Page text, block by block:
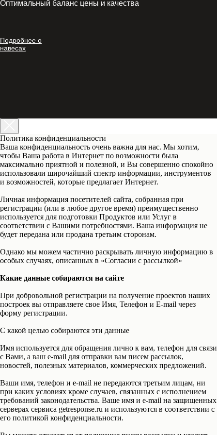
Оптимальный баланс цены и качества
Подробнее о
навесах
Политика конфиденциальности
Ваша конфиденциальность очень важна для нас. Мы хотим,
чтобы Ваша работа в Интернет по возможности была
максимально приятной и полезной, и Вы совершенно спокойно
использовали широчайший спектр информации, инструментов
и возможностей, которые предлагает Интернет.
Личная информация посетителей сайта, собранная при
регистрации (или в любое другое время) преимущественно
используется для подготовки Продуктов или Услуг в
соответствии с Вашими потребностями. Ваша информация не
будет передана или продана третьим сторонам.
Однако мы можем частично раскрывать личную информацию в
особых случаях, описанных в «Согласии с рассылкой»
Какие данные собираются на сайте
При добровольной регистрации на получение проектов наших
построек вы отправляете свое Имя, Телефон и E-mail через
форму регистрации.
С какой целью собираются эти данные
Имя используется для обращения лично к вам, телефон для связи
с Вами, а ваш e-mail для отправки вам писем рассылок,
новостей, полезных материалов, коммерческих предложений.
Ваши имя, телефон и e-mail не передаются третьим лицам, ни
при каких условиях кроме случаев, связанных с исполнением
требований законодательства. Ваше имя и e-mail на защищенных
серверах сервиса getresponse.ru и используются в соответствии с
его политикой конфиденциальности.